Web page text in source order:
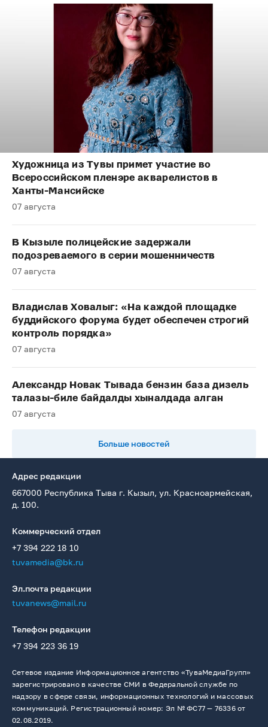
Художница из Тувы примет участие во
Всероссийском пленэре акварелистов в
Ханты-Мансийске
07 августа
В Кызыле полицейские задержали
подозреваемого в серии мошенничеств
07 августа
Владислав Ховалыг: «На каждой площадке
буддийского форума будет обеспечен строгий
контроль порядка»
07 августа
Александр Новак Тывада бензин база дизель
талазы-биле байдалды хыналдада алган
07 августа
Больше новостей
Адрес редакции
667000 Республика Тыва г. Кызыл, ул. Красноармейская,
д. 100.
Коммерческий отдел
+7 394 222 18 10
tuvamedia@bk.ru
Эл.почта редакции
tuvanews@mail.ru
Телефон редакции
+7 394 223 36 19
Сетевое издание Информационное агентство «ТуваМедиаГрупп»
зарегистрировано в качестве СМИ в Федеральной службе по
надзору в сфере связи, информационных технологий и массовых
коммуникаций. Регистрационный номер: Эл № ФС77 — 76336 от
02.08.2019.